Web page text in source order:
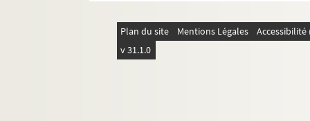
236. Le comte de Lalaing et Simon Renard
242. Défense de séjourner à la Cour. (S. d.).
243. Simon Renard (à la princesse de
Plan du site Mentions Légales
v 31.1.0